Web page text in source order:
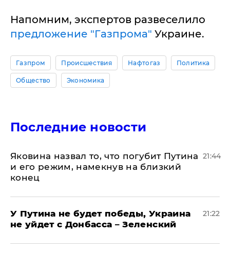
Напомним, экспертов развеселило
предложение "Газпрома" Украине.
Газпром Происшествия Нафтогаз Политика
Общество Экономика
Последние новости
Яковина назвал то, что погубит Путина
и его режим, намекнув на близкий
конец
21:44
У Путина не будет победы, Украина
не уйдет с Донбасса – Зеленский
21:22